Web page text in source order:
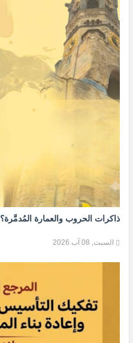
ذاكرات الحروب والعمارة المُدمَّرة؟
السبت, 08 آب 2026